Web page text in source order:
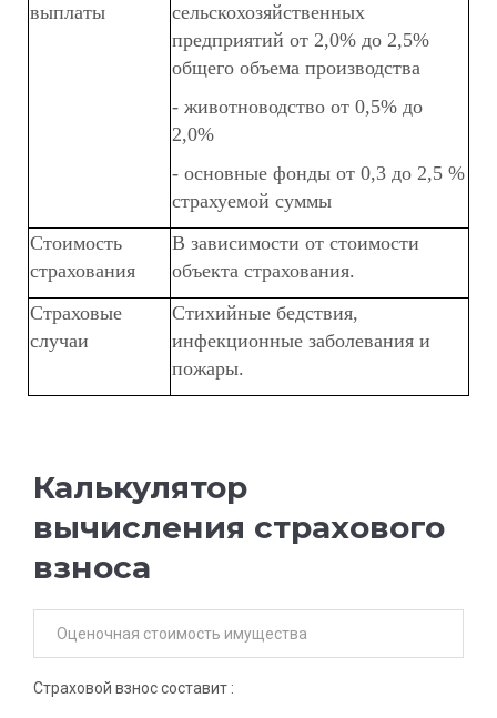
выплаты
сельскохозяйственных
предприятий от 2,0% до 2,5%
общего объема производства
- животноводство от 0,5% до
2,0%
- основные фонды от 0,3 до 2,5 %
страхуемой суммы
Стоимость
страхования
В зависимости от стоимости
объекта страхования.
Страховые
случаи
Стихийные бедствия,
инфекционные заболевания и
пожары.
Калькулятор
вычисления страхового
взноса
Страховой взнос составит :